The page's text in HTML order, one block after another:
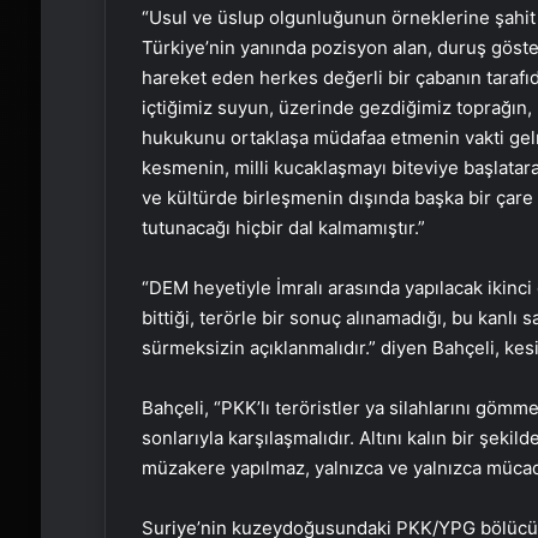
“Usul ve üslup olgunluğunun örneklerine
Türkiye’nin yanında pozisyon alan, duruş
hareket eden herkes değerli bir çabanın
içtiğimiz suyun, üzerinde gezdiğimiz
hukukunu ortaklaşa müdafaa etmenin vakti
kesmenin, milli kucaklaşmayı biteviye
ve kültürde birleşmenin dışında başka bir
tutunacağı hiçbir dal kalmamıştır.”
“DEM heyetiyle İmralı arasında yapılacak
bittiği, terörle bir sonuç alınamadığı, bu kanlı
sürmeksizin açıklanmalıdır.” diyen Bahçeli,
Bahçeli, “PKK’lı teröristler ya silahlarını
sonlarıyla karşılaşmalıdır. Altını kalın bir
müzakere yapılmaz, yalnızca ve yalnızca
Suriye’nin kuzeydoğusundaki PKK/YPG